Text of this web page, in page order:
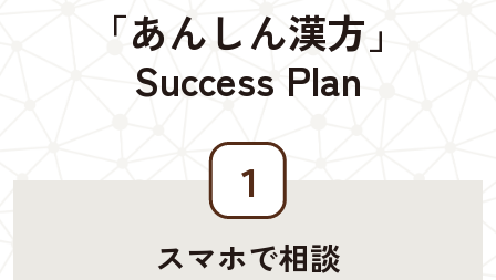
「あんしん漢方」
Success Plan
１
スマホで相談